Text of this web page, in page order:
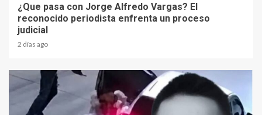
¿Que pasa con Jorge Alfredo Vargas? El
reconocido periodista enfrenta un proceso
judicial
2 días ago